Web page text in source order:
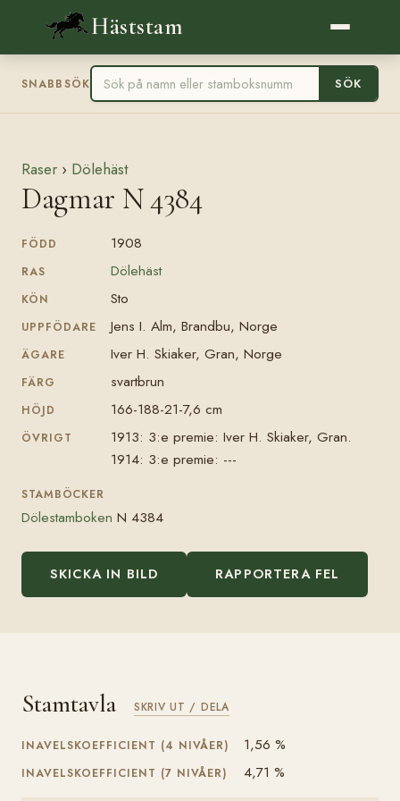
Häststam
SNABBSÖK SÖK
Raser › Dölehäst
Dagmar N 4384
FÖDD 1908
RAS Dölehäst
KÖN Sto
UPPFÖDARE Jens I. Alm, Brandbu, Norge
ÄGARE Iver H. Skiaker, Gran, Norge
FÄRG svartbrun
HÖJD 166-188-21-7,6 cm
ÖVRIGT
1913: 3:e premie: Iver H. Skiaker, Gran.
1914: 3:e premie: ---
STAMBÖCKER
Dölestamboken N 4384
SKICKA IN BILD RAPPORTERA FEL
Stamtavla SKRIV UT / DELA
INAVELSKOEFFICIENT (4 NIVÅER) 1,56 %
INAVELSKOEFFICIENT (7 NIVÅER) 4,71 %